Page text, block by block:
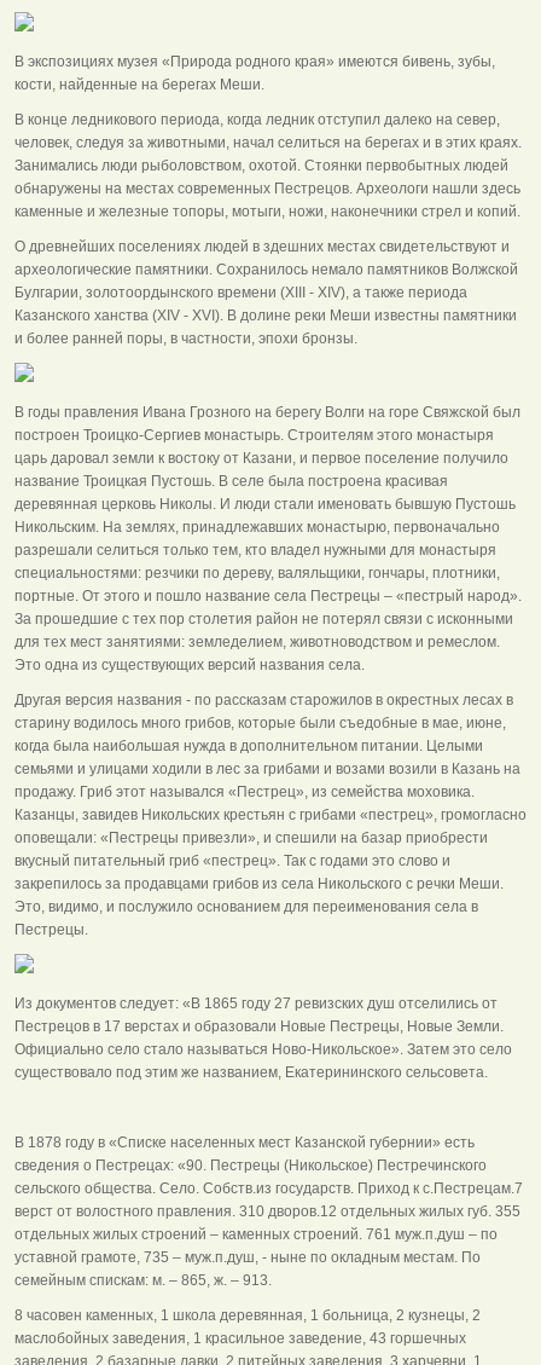
В экспозициях музея «Природа родного края» имеются бивень, зубы,
кости, найденные на берегах Меши.
В конце ледникового периода, когда ледник отступил далеко на север,
человек, следуя за животными, начал селиться на берегах и в этих краях.
Занимались люди рыболовством, охотой. Стоянки первобытных людей
обнаружены на местах современных Пестрецов. Археологи нашли здесь
каменные и железные топоры, мотыги, ножи, наконечники стрел и копий.
О древнейших поселениях людей в здешних местах свидетельствуют и
археологические памятники. Сохранилось немало памятников Волжской
Булгарии, золотоордынского времени (XIII - XIV), а также периода
Казанского ханства (XIV - XVI). В долине реки Меши известны памятники
и более ранней поры, в частности, эпохи бронзы.
В годы правления Ивана Грозного на берегу Волги на горе Свяжской был
построен Троицко-Сергиев монастырь. Строителям этого монастыря
царь даровал земли к востоку от Казани, и первое поселение получило
название Троицкая Пустошь. В селе была построена красивая
деревянная церковь Николы. И люди стали именовать бывшую Пустошь
Никольским. На землях, принадлежавших монастырю, первоначально
разрешали селиться только тем, кто владел нужными для монастыря
специальностями: резчики по дереву, валяльщики, гончары, плотники,
портные. От этого и пошло название села Пестрецы – «пестрый народ».
За прошедшие с тех пор столетия район не потерял связи с исконными
для тех мест занятиями: земледелием, животноводством и ремеслом.
Это одна из существующих версий названия села.
Другая версия названия - по рассказам старожилов в окрестных лесах в
старину водилось много грибов, которые были съедобные в мае, июне,
когда была наибольшая нужда в дополнительном питании. Целыми
семьями и улицами ходили в лес за грибами и возами возили в Казань на
продажу. Гриб этот назывался «Пестрец», из семейства моховика.
Казанцы, завидев Никольских крестьян с грибами «пестрец», громогласно
оповещали: «Пестрецы привезли», и спешили на базар приобрести
вкусный питательный гриб «пестрец». Так с годами это слово и
закрепилось за продавцами грибов из села Никольского с речки Меши.
Это, видимо, и послужило основанием для переименования села в
Пестрецы.
Из документов следует: «В 1865 году 27 ревизских душ отселились от
Пестрецов в 17 верстах и образовали Новые Пестрецы, Новые Земли.
Официально село стало называться Ново-Никольское». Затем это село
существовало под этим же названием, Екатерининского сельсовета.
В 1878 году в «Списке населенных мест Казанской губернии» есть
сведения о Пестрецах: «90. Пестрецы (Никольское) Пестречинского
сельского общества. Село. Собств.из государств. Приход к с.Пестрецам.7
верст от волостного правления. 310 дворов.12 отдельных жилых губ. 355
отдельных жилых строений – каменных строений. 761 муж.п.душ – по
уставной грамоте, 735 – муж.п.душ, - ныне по окладным местам. По
семейным спискам: м. – 865, ж. – 913.
8 часовен каменных, 1 школа деревянная, 1 больница, 2 кузнецы, 2
маслобойных заведения, 1 красильное заведение, 43 горшечных
заведения, 2 базарные лавки, 2 питейных заведения, 3 харчевни, 1